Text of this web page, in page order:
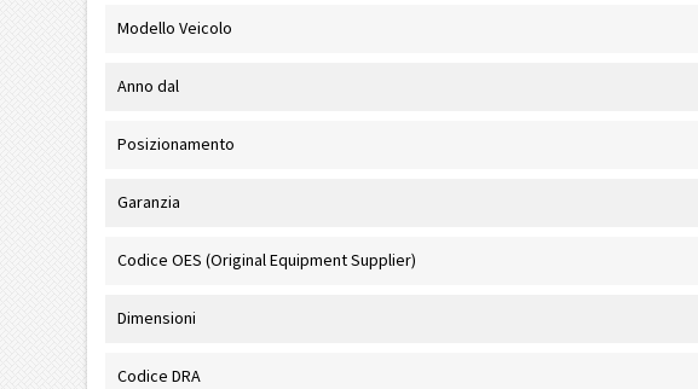
Modello Veicolo
Anno dal
Posizionamento
Garanzia
Codice OES (Original Equipment Supplier)
Dimensioni
Codice DRA